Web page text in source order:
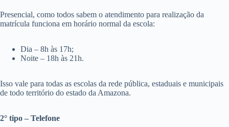
Presencial, como todos sabem o atendimento para realização da
matrícula funciona em horário normal da escola:
Dia – 8h às 17h;
Noite – 18h às 21h.
Isso vale para todas as escolas da rede pública, estaduais e municipais
de todo território do estado da Amazona.
2° tipo – Telefone